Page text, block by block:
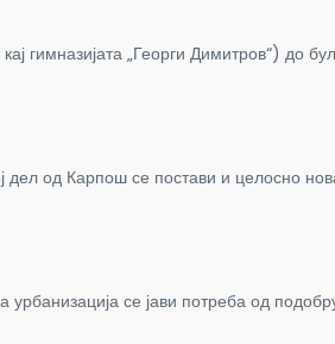
гимназијата „Георги Димитров“) до
дел од Карпош се постави и целосно
се јави потреба од